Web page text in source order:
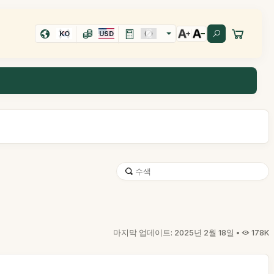
KO USD
마지막 업데이트: 2025년 2월 18일 • 178K